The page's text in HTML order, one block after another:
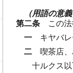
（用語の意義
第二条 この
一 キヤバ
二 喫茶店
十ルクス